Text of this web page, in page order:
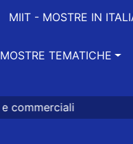
MIIT - MOSTRE IN
MOSTRE TEMATICHE